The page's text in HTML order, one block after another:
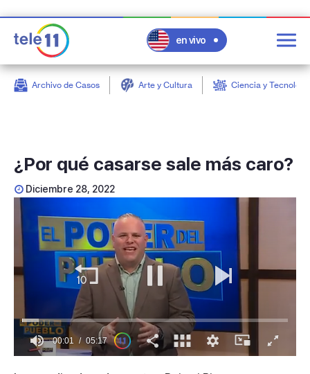
en vivo
Archivo de Casos Arte y Cultura Ciencia y
¿Por qué casarse sale más caro?
Diciembre 28, 2022
00:01 05:17
post